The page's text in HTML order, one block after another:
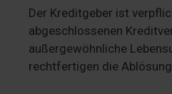
Der Kreditgeber ist
abgeschlossenen
außergewöhnliche
rechtfertigen die Ablösung.